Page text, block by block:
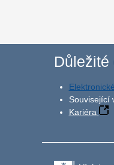
Důležité
Související
Kariéra